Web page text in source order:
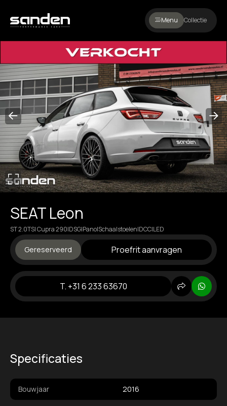
Menu Collectie
SEAT Leon
ST 2.0TSI Cupra 290|DSG|Pano|Schaalstoelen|DCC|LED
Gereserveerd Proefrit aanvragen
T. +31 6 233 63670
Delen
Specificaties
Bouwjaar 2016